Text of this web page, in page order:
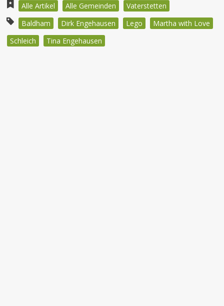
Alle Artikel
Alle Gemeinden
Vaterstetten
Baldham
Dirk Engehausen Lego
Martha with Love
Schleich
Tina Engehausen